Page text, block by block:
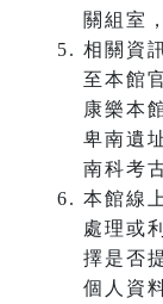
關組室
相關資
至本館
康樂
卑南遺
南科考
本館線
處理或
擇是否
個人資